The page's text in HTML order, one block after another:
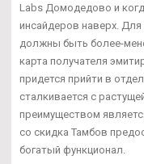
Labs Домодедово и
инсайдеров наверх.
должны быть более-
карта получателя
придется прийти в
сталкивается с
преимуществом
со скидка Тамбов
богатый функционал.